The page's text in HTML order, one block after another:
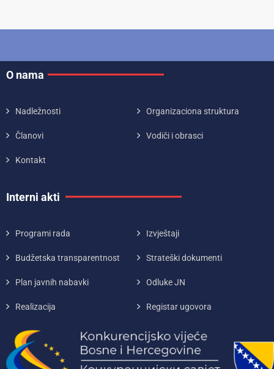
O nama
Nadležnosti Organizaciona struktura
Članovi Vodiči i obrasci
Kontakt
Interni akti
Programi rada Izvještaji
Budžetska transparentnost Strateški dokumenti
Plan javnih nabavki Odluke JN
Realizacija Registar ugovora